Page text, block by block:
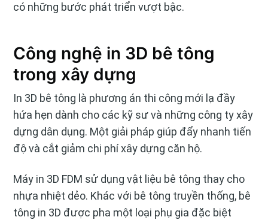
có những bước phát triển vượt bậc.
Công nghệ in 3D bê tông
trong xây dựng
In 3D bê tông là phương án thi công mới lạ đầy
hứa hẹn dành cho các kỹ sư và những công ty xây
dựng dân dụng. Một giải pháp giúp đẩy nhanh tiến
độ và cắt giảm chi phí xây dựng căn hộ.
Máy in 3D FDM sử dụng vật liệu bê tông thay cho
nhựa nhiệt dẻo. Khác với bê tông truyền thống, bê
tông in 3D được pha một loại phụ gia đặc biệt